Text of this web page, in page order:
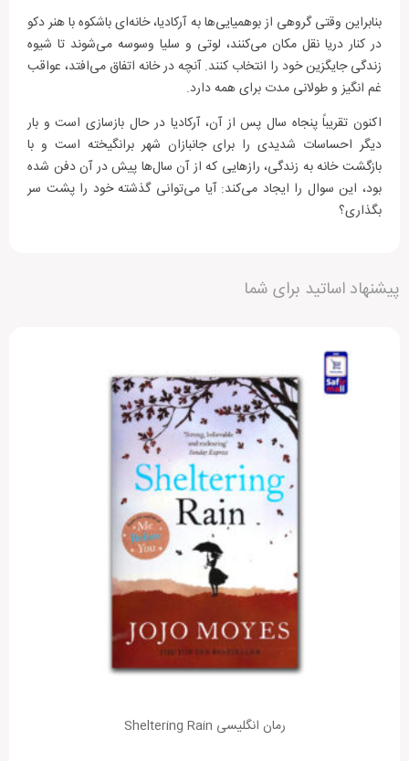
بنابراین وقتی گروهی از بوهمیایی‌ها به آرکادیا، خانه‌ای باشکوه با هنر دکو
در کنار دریا نقل مکان می‌کنند، لوتی و سلیا وسوسه می‌شوند تا شیوه
زندگی جایگزین خود را انتخاب کنند. آنچه در خانه اتفاق می‌افتد، عواقب
غم انگیز و طولانی مدت برای همه دارد.
اکنون تقریباً پنجاه سال پس از آن، آرکادیا در حال بازسازی است و بار
دیگر احساسات شدیدی را برای جانبازان شهر برانگیخته است و با
بازگشت خانه به زندگی، رازهایی که از آن سال‌ها پیش در آن دفن شده
بود، این سوال را ایجاد می‌کند: آیا می‌توانی گذشته خود را پشت سر
بگذاری؟
نویسنده Jojo Moyes
Romance novel, Domestic Fiction
رقعی
دیگران را با نوشتن نظرات خود، برای انتخاب این محصول
راهنمایی کنید.
افزودن دیدگاه جدید
هنوز بررسی‌ای ثبت نشده است.
پیشنهاد اساتید برای شما
رمان انگلیسی Sheltering Rain